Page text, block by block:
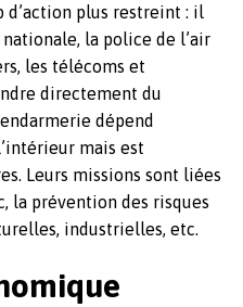
d’action plus restreint : il
la police de l’air
les télécoms et
directement du
dépend
mais est
Leurs missions sont liées
la prévention des risques
industrielles, etc.